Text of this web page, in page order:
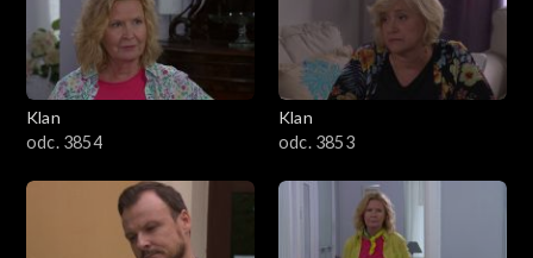
Klan
odc. 3854
Klan
odc. 3853